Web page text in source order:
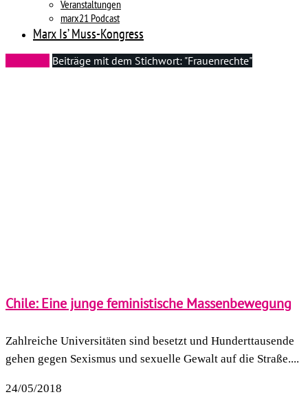
Veranstaltungen
marx21 Podcast
Marx Is’ Muss-Kongress
Beiträge mit dem Stichwort: "Frauenrechte"
Chile: Eine junge feministische Massenbewegung
Zahlreiche Universitäten sind besetzt und Hunderttausende
gehen gegen Sexismus und sexuelle Gewalt auf die Straße....
24/05/2018